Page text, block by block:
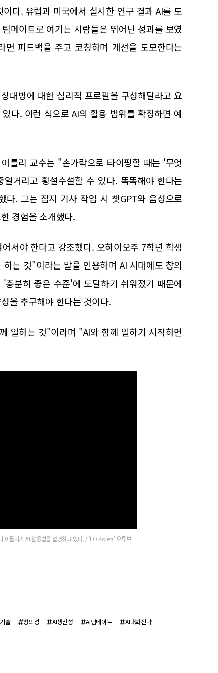
다. 유럽과 미국에서 실시한 연구 결과 AI를 도
메이트로 여기는 사람들은 뛰어난 성과를 보였
피드백을 주고 코칭하며 개선을 도모한다는
대방에 대한 심리적 프로필을 구성해달라고 요
다. 이런 식으로 AI의 활용 범위를 확장하면 예
틀리 교수는 "손가락으로 타이핑할 때는 '무엇
거리고 횡설수설할 수 있다. 똑똑해야 한다는
다. 그는 잡지 기사 작업 시 챗GPT와 음성으로
경험을 소개했다.
서야 한다고 강조했다. 오하이오주 7학년 학생
는 것"이라는 말을 인용하며 AI 시대에도 창의
분히 좋은 수준'에 도달하기 쉬워졌기 때문에
을 추구해야 한다는 것이다.
일하는 것"이라며 "AI와 함께 일하기 시작하면
어틀리가 AI 활용법을 설명하고 있다. / 'EO Korea' 유튜브
술 창의성 AI생산성 AI팀메이트 AI대화전략